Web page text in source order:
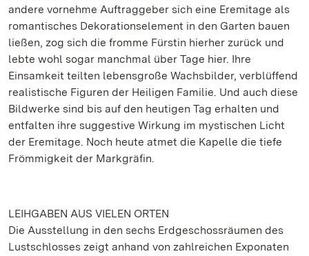
andere vornehme Auftraggeber sich eine Eremitage als
romantisches Dekorationselement in den Garten bauen
ließen, zog sich die fromme Fürstin hierher zurück und
lebte wohl sogar manchmal über Tage hier. Ihre
Einsamkeit teilten lebensgroße Wachsbilder, verblüffend
realistische Figuren der Heiligen Familie. Und auch diese
Bildwerke sind bis auf den heutigen Tag erhalten und
entfalten ihre suggestive Wirkung im mystischen Licht
der Eremitage. Noch heute atmet die Kapelle die tiefe
Frömmigkeit der Markgräfin.
LEIHGABEN AUS VIELEN ORTEN
Die Ausstellung in den sechs Erdgeschossräumen des
Lustschlosses zeigt anhand von zahlreichen Exponaten